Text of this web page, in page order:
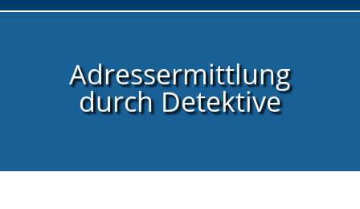
Adressermittlung
durch Detektive